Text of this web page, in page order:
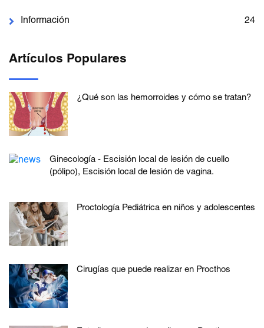
Información 24
Artículos Populares
¿Qué son las hemorroides y cómo se tratan?
Ginecología - Escisión local de lesión de cuello
(pólipo), Escisión local de lesión de vagina.
Proctología Pediátrica en niños y adolescentes
Cirugías que puede realizar en Procthos